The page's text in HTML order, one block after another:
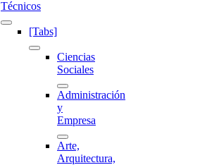
Técnicos
[Tabs]
Ciencias
Sociales
Administración
y
Empresa
Arte,
Arquitectura,